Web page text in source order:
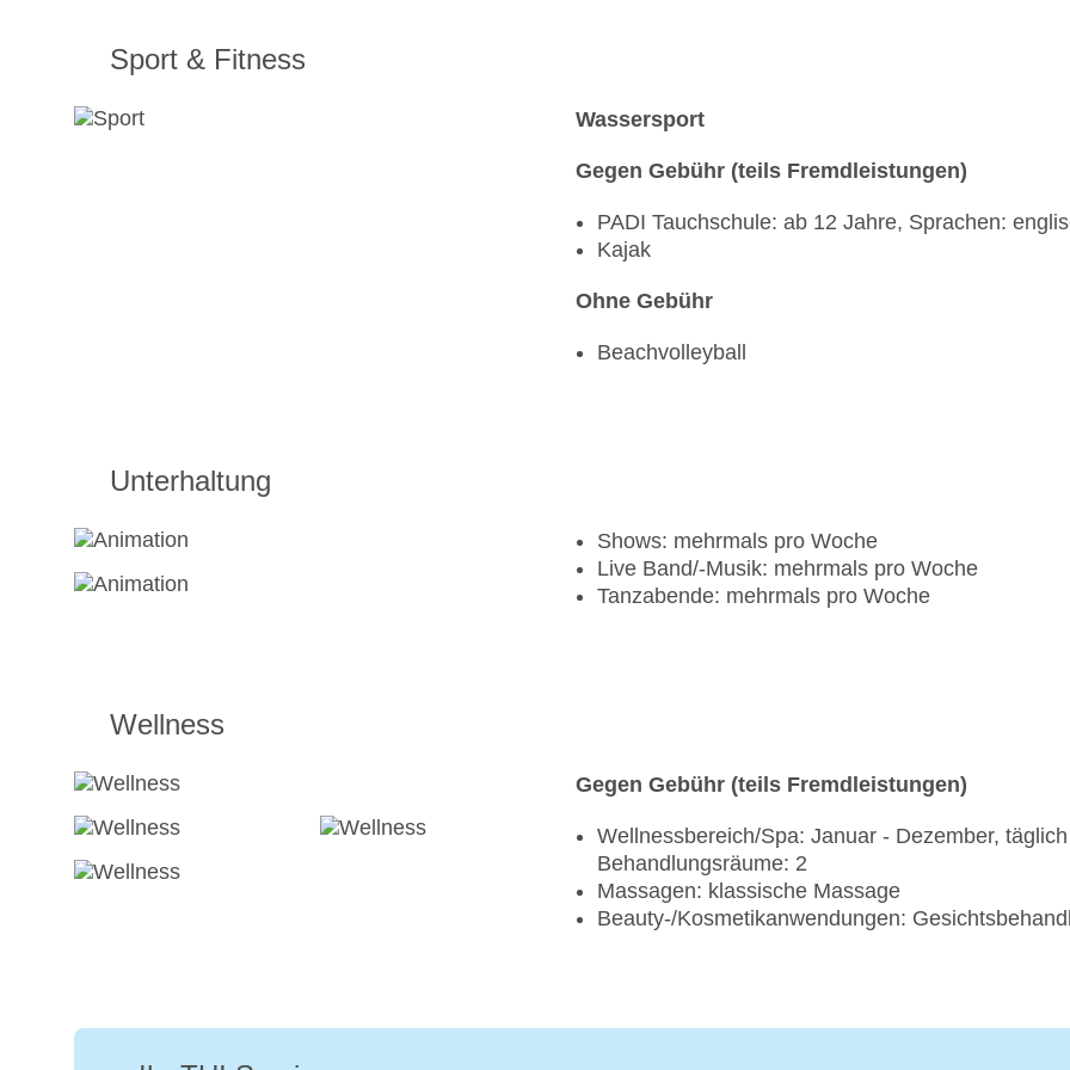
Sport & Fitness
Wassersport
Gegen Gebühr (teils Fremdleistungen)
PADI Tauchschule: ab 12 Jahre, Sprachen:
Kajak
Ohne Gebühr
Beachvolleyball
Unterhaltung
Shows: mehrmals pro Woche
Live Band/-Musik: mehrmals pro Woche
Tanzabende: mehrmals pro Woche
Wellness
Gegen Gebühr (teils Fremdleistungen)
Wellnessbereich/Spa: Januar - Dezember,
Behandlungsräume: 2
Massagen: klassische Massage
Beauty-/Kosmetikanwendungen: